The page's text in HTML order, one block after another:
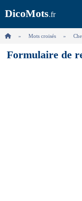
DicoMots.fr
Mots croisés
Formulaire de